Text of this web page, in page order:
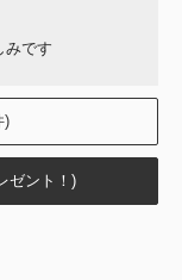
みです
)
ゼント！)